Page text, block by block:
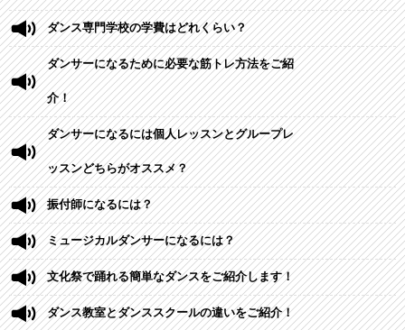
ダンス専門学校の学費はどれくらい？
ダンサーになるために必要な筋トレ方法をご紹
介！
ダンサーになるには個人レッスンとグループレ
ッスンどちらがオススメ？
振付師になるには？
ミュージカルダンサーになるには？
文化祭で踊れる簡単なダンスをご紹介します！
ダンス教室とダンススクールの違いをご紹介！